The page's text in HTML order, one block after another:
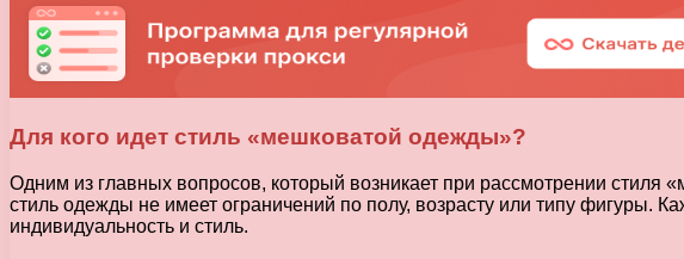
Для кого идет стиль «мешковатой одежды»?
Одним из главных вопросов, который возникает при рассмотрении стиля
стиль одежды не имеет ограничений по полу, возрасту или типу фигуры.
индивидуальность и стиль.